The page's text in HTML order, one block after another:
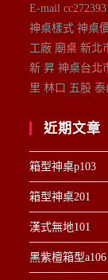
E-mail
神桌樣式 神桌
工廠 廟桌 新北
新 昇 神桌台北
里 林口 五股
近期文章
箱型神桌p103
箱型神桌201
漢式無地101
黑紫檀箱型a106